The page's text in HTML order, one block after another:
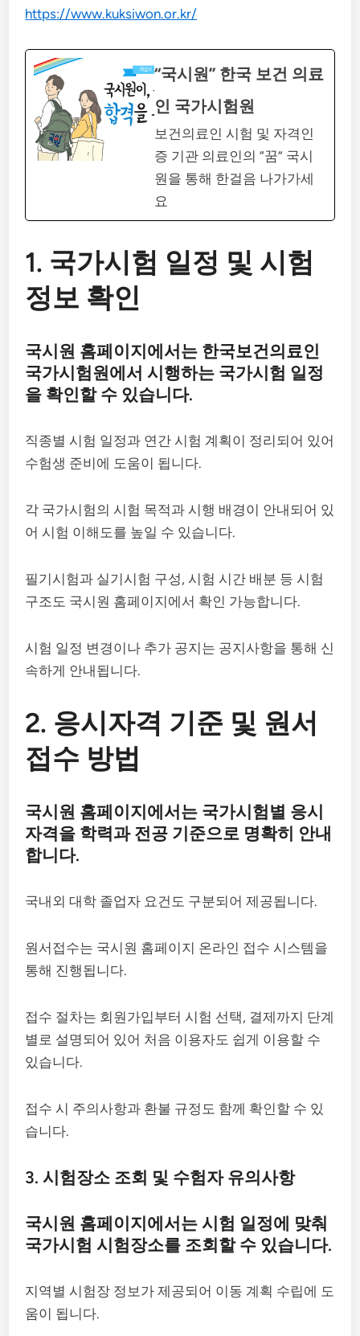
https://www.kuksiwon.or.kr/
“국시원” 한국 보건 의료
인 국가시험원
보건의료인 시험 및 자격인
증 기관 의료인의 “꿈” 국시
원을 통해 한걸음 나가가세
요
1. 국가시험 일정 및 시험
정보 확인
국시원 홈페이지에서는 한국보건의료인
국가시험원에서 시행하는 국가시험 일정
을 확인할 수 있습니다.
직종별 시험 일정과 연간 시험 계획이 정리되어 있어
수험생 준비에 도움이 됩니다.
각 국가시험의 시험 목적과 시행 배경이 안내되어 있
어 시험 이해도를 높일 수 있습니다.
필기시험과 실기시험 구성, 시험 시간 배분 등 시험
구조도 국시원 홈페이지에서 확인 가능합니다.
시험 일정 변경이나 추가 공지는 공지사항을 통해 신
속하게 안내됩니다.
2. 응시자격 기준 및 원서
접수 방법
국시원 홈페이지에서는 국가시험별 응시
자격을 학력과 전공 기준으로 명확히 안내
합니다.
국내외 대학 졸업자 요건도 구분되어 제공됩니다.
원서접수는 국시원 홈페이지 온라인 접수 시스템을
통해 진행됩니다.
접수 절차는 회원가입부터 시험 선택, 결제까지 단계
별로 설명되어 있어 처음 이용자도 쉽게 이용할 수
있습니다.
접수 시 주의사항과 환불 규정도 함께 확인할 수 있
습니다.
3. 시험장소 조회 및 수험자 유의사항
국시원 홈페이지에서는 시험 일정에 맞춰
국가시험 시험장소를 조회할 수 있습니다.
지역별 시험장 정보가 제공되어 이동 계획 수립에 도
움이 됩니다.